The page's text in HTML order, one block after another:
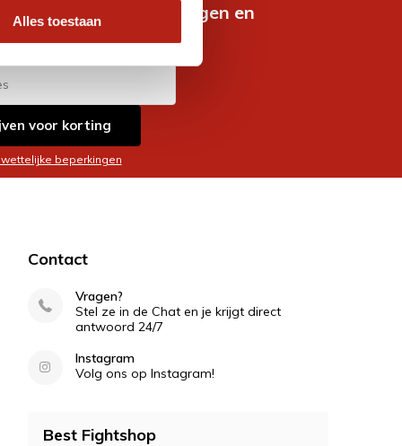
Alles toestaan
nieuwste aanbiedingen en
voor korting
beperkingen
Contact
Vragen?
Stel ze in de Chat en je krijgt direct
antwoord 24/7
Instagram
Volg ons op Instagram!
Best Fightshop